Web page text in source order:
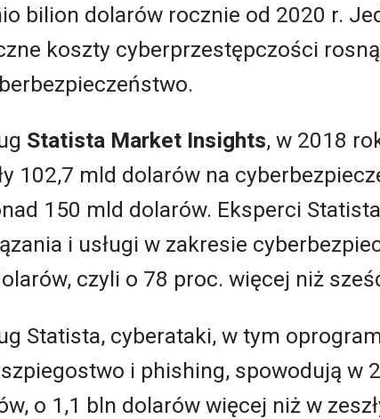
bilion dolarów rocznie od 2020 r.
koszty cyberprzestępczości
Statista Market Insights, w 2018
102,7 mld dolarów na
150 mld dolarów. Eksperci
i usługi w zakresie
czyli o 78 proc. więcej niż
Statista, cyberataki, w tym
i phishing, spowodują w
o 1,1 bln dolarów więcej niż w